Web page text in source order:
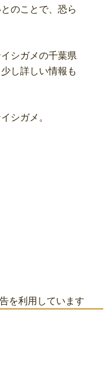
のことで、恐ら
シガメの千葉県
し詳しい情報も
シガメ。
を利用しています